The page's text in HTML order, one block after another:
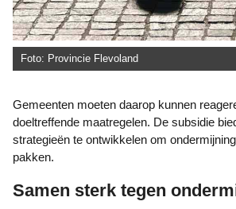
Foto: Provincie Flevoland
Gemeenten moeten daarop kunnen reageren met flexibele en
doeltreffende maatregelen. De subsidie
strategieën te ontwikkelen om
pakken.
Samen sterk tegen